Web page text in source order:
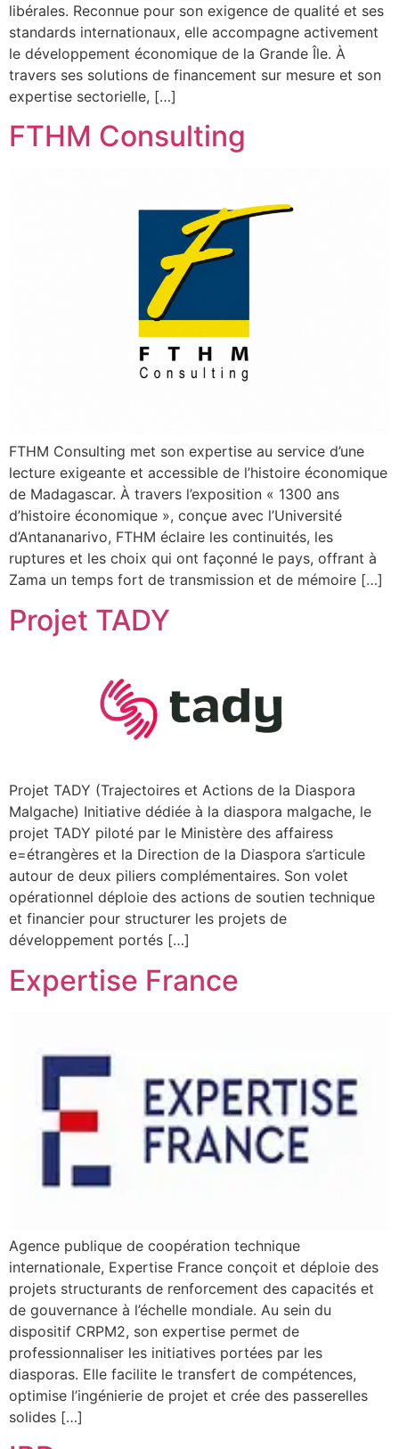
libérales. Reconnue pour son exigence de qualité et ses
standards internationaux, elle accompagne activement
le développement économique de la Grande Île. À
travers ses solutions de financement sur mesure et son
expertise sectorielle, […]
FTHM Consulting
FTHM Consulting met son expertise au service d’une
lecture exigeante et accessible de l’histoire économique
de Madagascar. À travers l’exposition « 1300 ans
d’histoire économique », conçue avec l’Université
d’Antananarivo, FTHM éclaire les continuités, les
ruptures et les choix qui ont façonné le pays, offrant à
Zama un temps fort de transmission et de mémoire […]
Projet TADY
Projet TADY (Trajectoires et Actions de la Diaspora
Malgache) Initiative dédiée à la diaspora malgache, le
projet TADY piloté par le Ministère des affairess
e=étrangères et la Direction de la Diaspora s’articule
autour de deux piliers complémentaires. Son volet
opérationnel déploie des actions de soutien technique
et financier pour structurer les projets de
développement portés […]
Expertise France
Agence publique de coopération technique
internationale, Expertise France conçoit et déploie des
projets structurants de renforcement des capacités et
de gouvernance à l’échelle mondiale. Au sein du
dispositif CRPM2, son expertise permet de
professionnaliser les initiatives portées par les
diasporas. Elle facilite le transfert de compétences,
optimise l’ingénierie de projet et crée des passerelles
solides […]